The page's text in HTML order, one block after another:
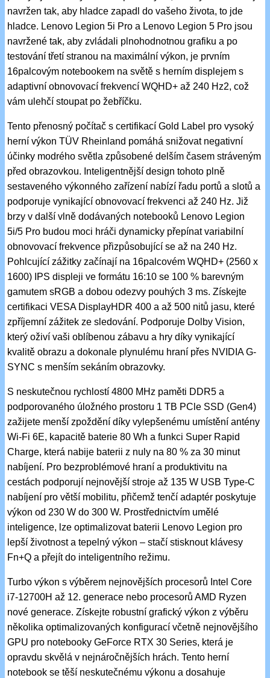
navržen tak, aby hladce zapadl do vašeho života, to jde
hladce. Lenovo Legion 5i Pro a Lenovo Legion 5 Pro jsou
navržené tak, aby zvládali plnohodnotnou grafiku a po
testování třetí stranou na maximální výkon, je prvním
16palcovým notebookem na světě s herním displejem s
adaptivní obnovovací frekvencí WQHD+ až 240 Hz2, což
vám ulehčí stoupat po žebříčku.
Tento přenosný počítač s certifikací Gold Label pro vysoký
herní výkon TÜV Rheinland pomáhá snižovat negativní
účinky modrého světla způsobené delším časem stráveným
před obrazovkou. Inteligentnější design tohoto plně
sestaveného výkonného zařízení nabízí řadu portů a slotů a
podporuje vynikající obnovovací frekvenci až 240 Hz. Již
brzy v další vlně dodávaných notebooků Lenovo Legion
5i/5 Pro budou moci hráči dynamicky přepínat variabilní
obnovovací frekvence přizpůsobující se až na 240 Hz.
Pohlcující zážitky začínají na 16palcovém WQHD+ (2560 x
1600) IPS displeji ve formátu 16:10 se 100 % barevným
gamutem sRGB a dobou odezvy pouhých 3 ms. Získejte
certifikaci VESA DisplayHDR 400 a až 500 nitů jasu, které
zpříjemní zážitek ze sledování. Podporuje Dolby Vision,
který oživí vaši oblíbenou zábavu a hry díky vynikající
kvalitě obrazu a dokonale plynulému hraní přes NVIDIA G-
SYNC s menším sekáním obrazovky.
S neskutečnou rychlostí 4800 MHz paměti DDR5 a
podporovaného úložného prostoru 1 TB PCle SSD (Gen4)
zažijete menší zpoždění díky vylepšenému umístění antény
Wi-Fi 6E, kapacitě baterie 80 Wh a funkci Super Rapid
Charge, která nabije baterii z nuly na 80 % za 30 minut
nabíjení. Pro bezproblémové hraní a produktivitu na
cestách podporují nejnovější stroje až 135 W USB Type-C
nabíjení pro větší mobilitu, přičemž tenčí adaptér poskytuje
výkon od 230 W do 300 W. Prostřednictvím umělé
inteligence, lze optimalizovat baterii Lenovo Legion pro
lepší životnost a tepelný výkon – stačí stisknout klávesy
Fn+Q a přejít do inteligentního režimu.
Turbo výkon s výběrem nejnovějších procesorů Intel Core
i7-12700H až 12. generace nebo procesorů AMD Ryzen
nové generace. Získejte robustní grafický výkon z výběru
několika optimalizovaných konfigurací včetně nejnovějšího
GPU pro notebooky GeForce RTX 30 Series, která je
opravdu skvělá v nejnáročnějších hrách. Tento herní
notebook se těší neskutečnému výkonu a dosahuje